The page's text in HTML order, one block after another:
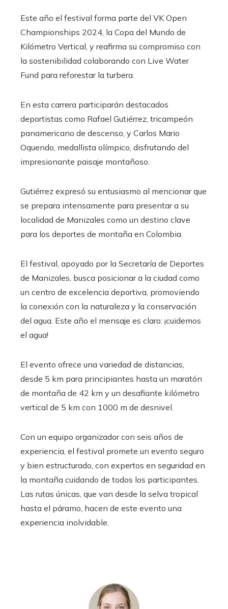
Este año el festival forma parte del VK Open
Championships 2024, la Copa del Mundo de
Kilómetro Vertical, y reafirma su compromiso con
la sostenibilidad colaborando con Live Water
Fund para reforestar la turbera.
En esta carrera participarán destacados
deportistas como Rafael Gutiérrez, tricampeón
panamericano de descenso, y Carlos Mario
Oquendo, medallista olímpico, disfrutando del
impresionante paisaje montañoso.
Gutiérrez expresó su entusiasmo al mencionar que
se prepara intensamente para presentar a su
localidad de Manizales como un destino clave
para los deportes de montaña en Colombia.
El festival, apoyado por la Secretaría de Deportes
de Manizales, busca posicionar a la ciudad como
un centro de excelencia deportiva, promoviendo
la conexión con la naturaleza y la conservación
del agua. Este año el mensaje es claro: ¡cuidemos
el agua!
El evento ofrece una variedad de distancias,
desde 5 km para principiantes hasta un maratón
de montaña de 42 km y un desafiante kilómetro
vertical de 5 km con 1000 m de desnivel.
Con un equipo organizador con seis años de
experiencia, el festival promete un evento seguro
y bien estructurado, con expertos en seguridad en
la montaña cuidando de todos los participantes.
Las rutas únicas, que van desde la selva tropical
hasta el páramo, hacen de este evento una
experiencia inolvidable.